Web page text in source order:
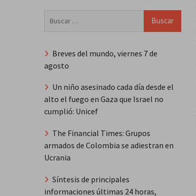
Breves del mundo, viernes 7 de
agosto
Un niño asesinado cada día desde el
alto el fuego en Gaza que Israel no
cumplió: Unicef
The Financial Times: Grupos
armados de Colombia se adiestran en
Ucrania
Síntesis de principales
informaciones últimas 24 horas,